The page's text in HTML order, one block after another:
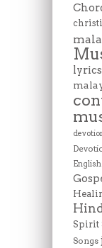
lyrics
English
Spirit
Songs